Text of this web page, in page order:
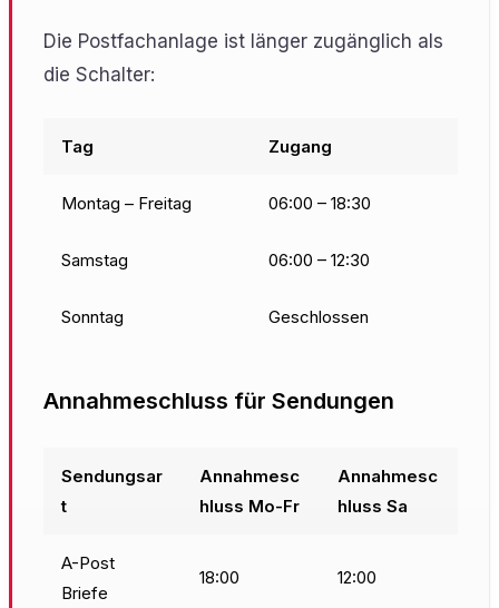
Die Postfachanlage ist länger zugänglich als
die Schalter:
Tag Zugang
Montag – Freitag 06:00 – 18:30
Samstag 06:00 – 12:30
Sonntag Geschlossen
Annahmeschluss für Sendungen
Sendungsar
t
Annahmesc
hluss Mo-Fr
Annahmesc
hluss Sa
A-Post
Briefe
18:00 12:00